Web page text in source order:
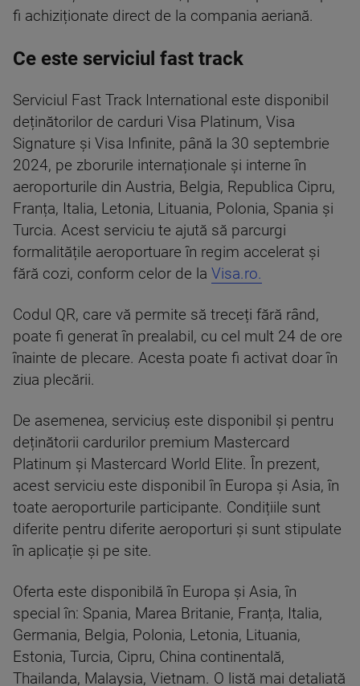
fi achiziționate direct de la compania aeriană.
Ce este serviciul fast track
Serviciul Fast Track International este disponibil
deținătorilor de carduri Visa Platinum, Visa
Signature și Visa Infinite, până la 30 septembrie
2024, pe zborurile internaționale și interne în
aeroporturile din Austria, Belgia, Republica Cipru,
Franța, Italia, Letonia, Lituania, Polonia, Spania și
Turcia. Acest serviciu te ajută să parcurgi
formalitățile aeroportuare în regim accelerat și
fără cozi, conform celor de la Visa.ro.
Codul QR, care vă permite să treceți fără rând,
poate fi generat în prealabil, cu cel mult 24 de ore
înainte de plecare. Acesta poate fi activat doar în
ziua plecării.
De asemenea, serviciuș este disponibil și pentru
deținătorii cardurilor premium Mastercard
Platinum și Mastercard World Elite. În prezent,
acest serviciu este disponibil în Europa și Asia, în
toate aeroporturile participante. Condițiile sunt
diferite pentru diferite aeroporturi şi sunt stipulate
în aplicație și pe site.
Oferta este disponibilă în Europa și Asia, în
special în: Spania, Marea Britanie, Franța, Italia,
Germania, Belgia, Polonia, Letonia, Lituania,
Estonia, Turcia, Cipru, China continentală,
Thailanda, Malaysia, Vietnam. O listă mai detaliată